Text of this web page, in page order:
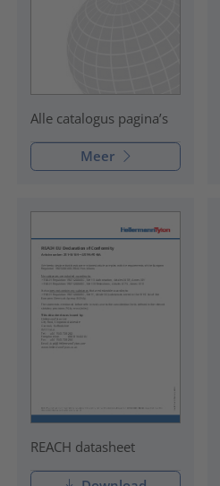
Alle catalogus pagina’s
Meer
REACH datasheet